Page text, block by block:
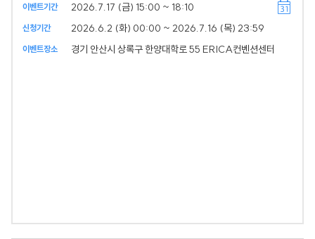
이벤트기간 2026.7.17 (금) 15:00 ~ 18:10
신청기간 2026.6.2 (화) 00:00 ~ 2026.7.16 (목) 23:59
이벤트장소 경기 안산시 상록구 한양대학로 55 ERICA컨벤션센터